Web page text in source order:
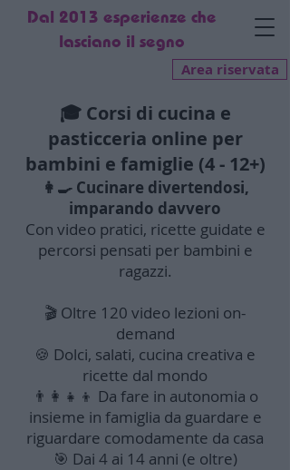
Dal 2013 esperienze che
lasciano il segno
Area riservata
🎓 Corsi di cucina e
pasticceria online per
bambini e famiglie (4 - 12+)
👩‍🍳 Cucinare divertendosi,
imparando davvero
Con video pratici, ricette guidate e
percorsi pensati per bambini e
ragazzi.
🎬 Oltre 120 video lezioni on-
demand
🍪 Dolci, salati, cucina creativa e
ricette dal mondo
👨‍👩‍👧‍👦 Da fare in autonomia o
insieme in famiglia da guardare e
riguardare comodamente da casa
🎯 Dai 4 ai 14 anni (e oltre)